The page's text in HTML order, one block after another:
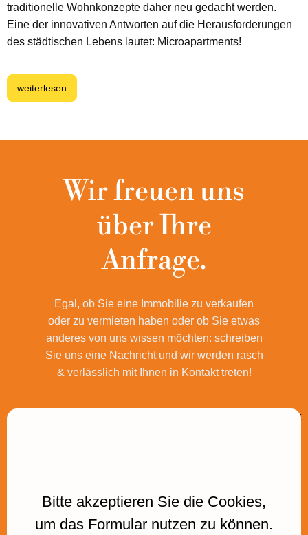
traditionelle Wohnkonzepte daher neu gedacht werden.
Eine der innovativen Antworten auf die Herausforderungen
des städtischen Lebens lautet: Microapartments!
weiterlesen
Wir freuen uns
über Ihre
Anfrage.
Egal, ob Sie eine Immobilie zu verkaufen
oder zu vermieten haben oder ob Sie etwas
anderes von uns wissen möchten: schreiben
Sie uns eine Nachricht und wir werden rasch
& verlässlich mit Ihnen in Kontakt treten!
Aufgrund Ihrer DSGVO Einstellungen wird dieser Inhalt nicht
Bitte akzeptieren Sie die Cookies,
um das Formular nutzen zu können.